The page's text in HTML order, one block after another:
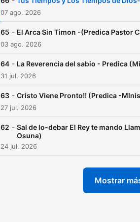
07 ago. 2026
65 - El Arca Sin Timon -(Predica Pastor
03 ago. 2026
64 - La Reverencia del sabio - Predica
31 jul. 2026
63 - Cristo Viene Pronto!! (Predica -
27 jul. 2026
62 - Sal de lo-debar El Rey te mando
Osuna)
24 jul. 2026
Mostrar